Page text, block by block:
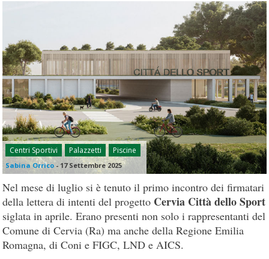
Centri Sportivi Palazzetti Piscine
Sabina Orrico - 17 Settembre 2025
Nel mese di luglio si è tenuto il primo incontro dei firmatari
della lettera di intenti del progetto Cervia Città dello Sport
siglata in aprile. Erano presenti non solo i rappresentanti del
Comune di Cervia (Ra) ma anche della Regione Emilia
Romagna, di Coni e FIGC, LND e AICS.